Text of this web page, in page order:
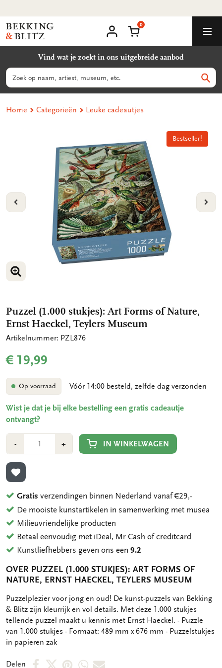
naar
content
Bekking
&
B.V.
account
Winkelmand
0
Vind wat je zoekt in ons uitgebreide aanbod
Zoeken
Home Categorieën Leuke cadeautjes
VORIGE
Bestseller!
VERGROOT AFBEELDING
Bestseller!
VERGROOT AFBEELDING
Puzzel (1.000 stukjes): Art Forms of Nature,
Ernst Haeckel, Teylers Museum
Artikelnummer: PZL876
€ 19,99
Op voorraad Vóór 14:00 besteld, zelfde dag verzonden
Wist je dat je bij elke bestelling een gratis cadeautje
ontvangt?
-Min
1
+Plus
1
IN WINKELWAGEN
TOEVOEGEN AAN VERLANGLIJST
Gratis verzendingen binnen Nederland vanaf €29,-
De mooiste kunstartikelen in samenwerking met musea
Milieuvriendelijke producten
Betaal eenvoudig met iDeal, Mr Cash of creditcard
Kunstliefhebbers geven ons een9.2
OVER PUZZEL (1.000 STUKJES): ART FORMS OF
NATURE, ERNST HAECKEL, TEYLERS MUSEUM
OMSCHRIJVING
Puzzelplezier voor jong en oud! De kunst-puzzels van Bekking
& Blitz zijn kleurrijk en vol details. Met deze 1.000 stukjes
tellende puzzel maakt u kennis met Ernst Haeckel. - Puzzle
van 1.000 stukjes - Formaat: 489 mm x 676 mm - Puzzelstukjes
in papieren zak
Delen
DeelDeelDeelDeelDeel